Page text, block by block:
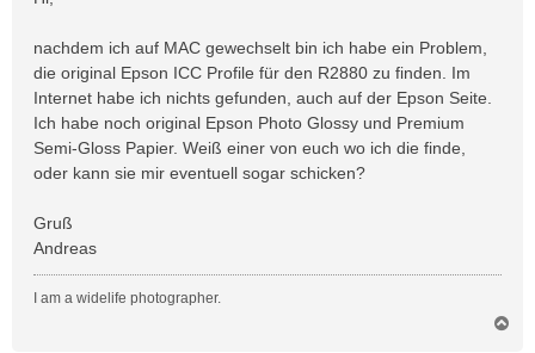
a
g
nachdem ich auf MAC gewechselt bin ich habe ein Problem,
die original Epson ICC Profile für den R2880 zu finden. Im
Internet habe ich nichts gefunden, auch auf der Epson Seite.
Ich habe noch original Epson Photo Glossy und Premium
Semi-Gloss Papier. Weiß einer von euch wo ich die finde,
oder kann sie mir eventuell sogar schicken?
Gruß
Andreas
I am a widelife photographer.